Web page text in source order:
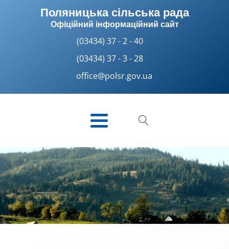
Поляницька сільська рада
Офіційний інформаційний сайт
(03434) 37 - 2 - 40
(03434) 37 - 3 - 28
office@polsr.gov.ua